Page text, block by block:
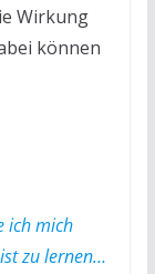
Wirkung
können
ich mich
zu lernen…